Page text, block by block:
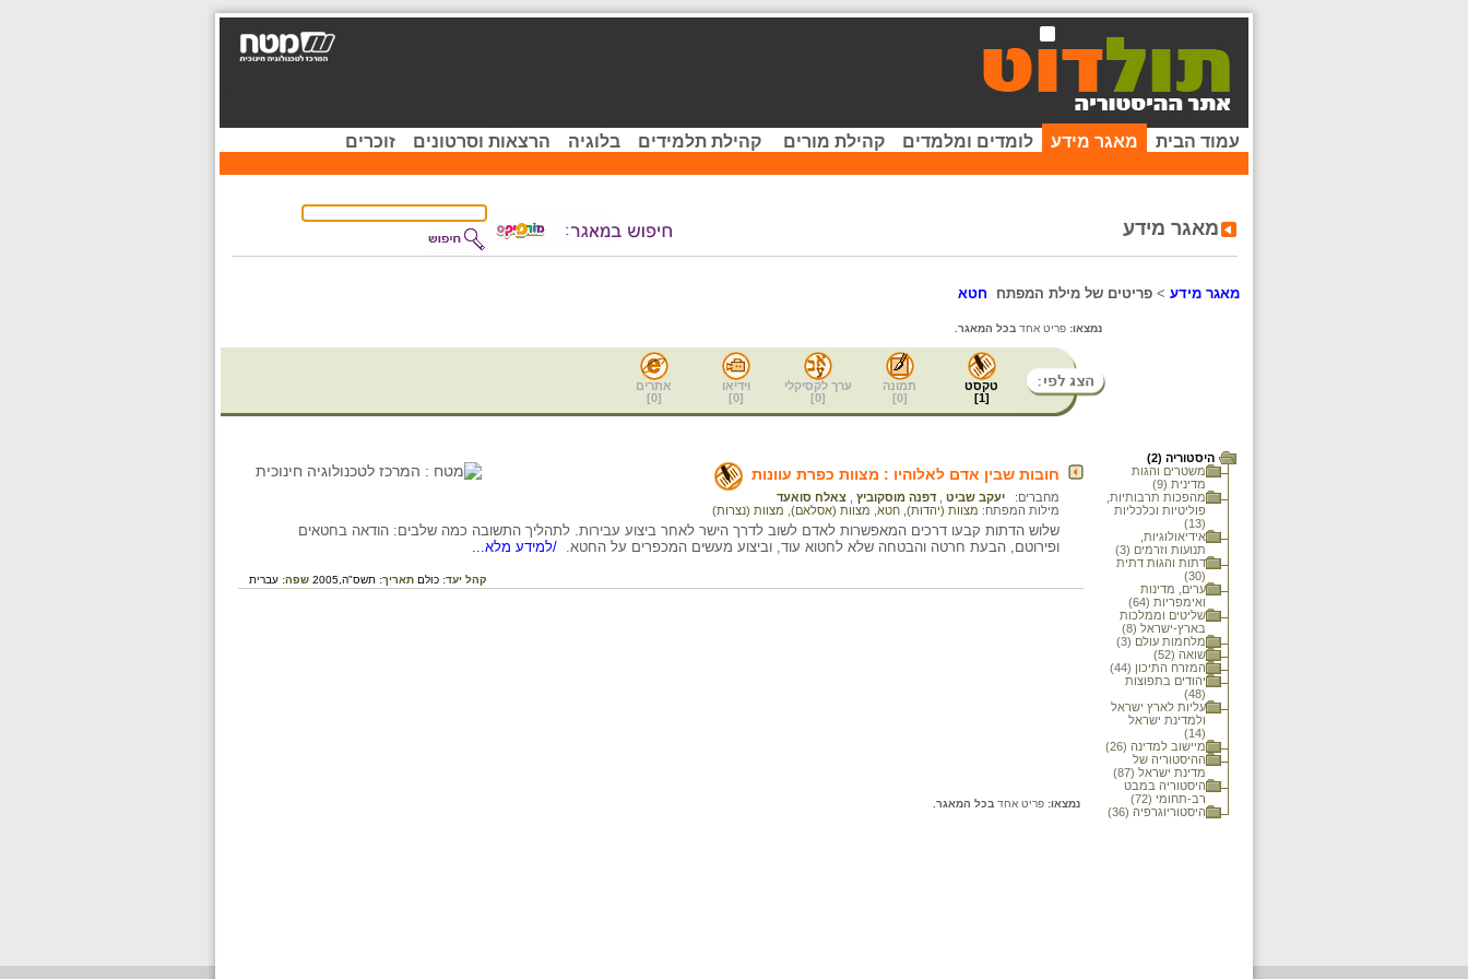
עמוד הבית מאגר מידע לומדים ומלמדים קהילת מורים קהילת תלמידים בלוגיה הרצאות וסרטונים זוכרים
מאגר מידע
מאגר מידע > פריטים של מילת המפתח חטא
נמצאו: פריט אחד בכל המאגר.
טקסט
[
1
]
תמונה
[
0
]
ערך לקסיקלי
[
0
]
וידיאו
[
0
]
אתרים
[
0
]
היסטוריה (2)
משטרים והגות
מדינית (9)
מהפכות תרבותיות,
פוליטיות וכלכליות
(13)
אידיאולוגיות,
תנועות וזרמים (3)
דתות והגות דתית
(30)
ערים, מדינות
ואימפריות (64)
שליטים וממלכות
בארץ-ישראל (8)
מלחמות עולם (3)
שואה (52)
המזרח התיכון (44)
יהודים בתפוצות
(48)
עליות לארץ ישראל
ולמדינת ישראל
(14)
מיישוב למדינה (26)
ההיסטוריה של
מדינת ישראל (87)
היסטוריה במבט
רב-תחומי (72)
היסטוריוגרפיה (36)
חובות שבין אדם לאלוהיו : מצוות כפרת עוונות
מחברים: יעקב שביט ,דפנה מוסקוביץ
צאלח סואעד
מילות המפתח: מצוות (יהדות) חטא מצוות (אסלאם) מצוות (נצרות)
שלוש הדתות קבעו דרכים המאפשרות לאדם לשוב לדרך הישר לאחר ביצוע עבירות. לתהליך התשובה כמה שלבים: הודאה בחטאים
ופירוטם, הבעת חרטה והבטחה שלא לחטוא עוד, וביצוע מעשים המכפרים על החטא. /למידע מלא...
קהל יעד: כולם תאריך: תשס"ה,2005 שפה: עברית
נמצאו: פריט אחד בכל המאגר.